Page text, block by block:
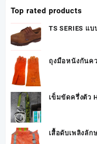
Top rated products
TS SERIES แ
ถุงมือหนังกันค
เข็มขัดครึ่งตัว
เสื้อดับเพลิงลั